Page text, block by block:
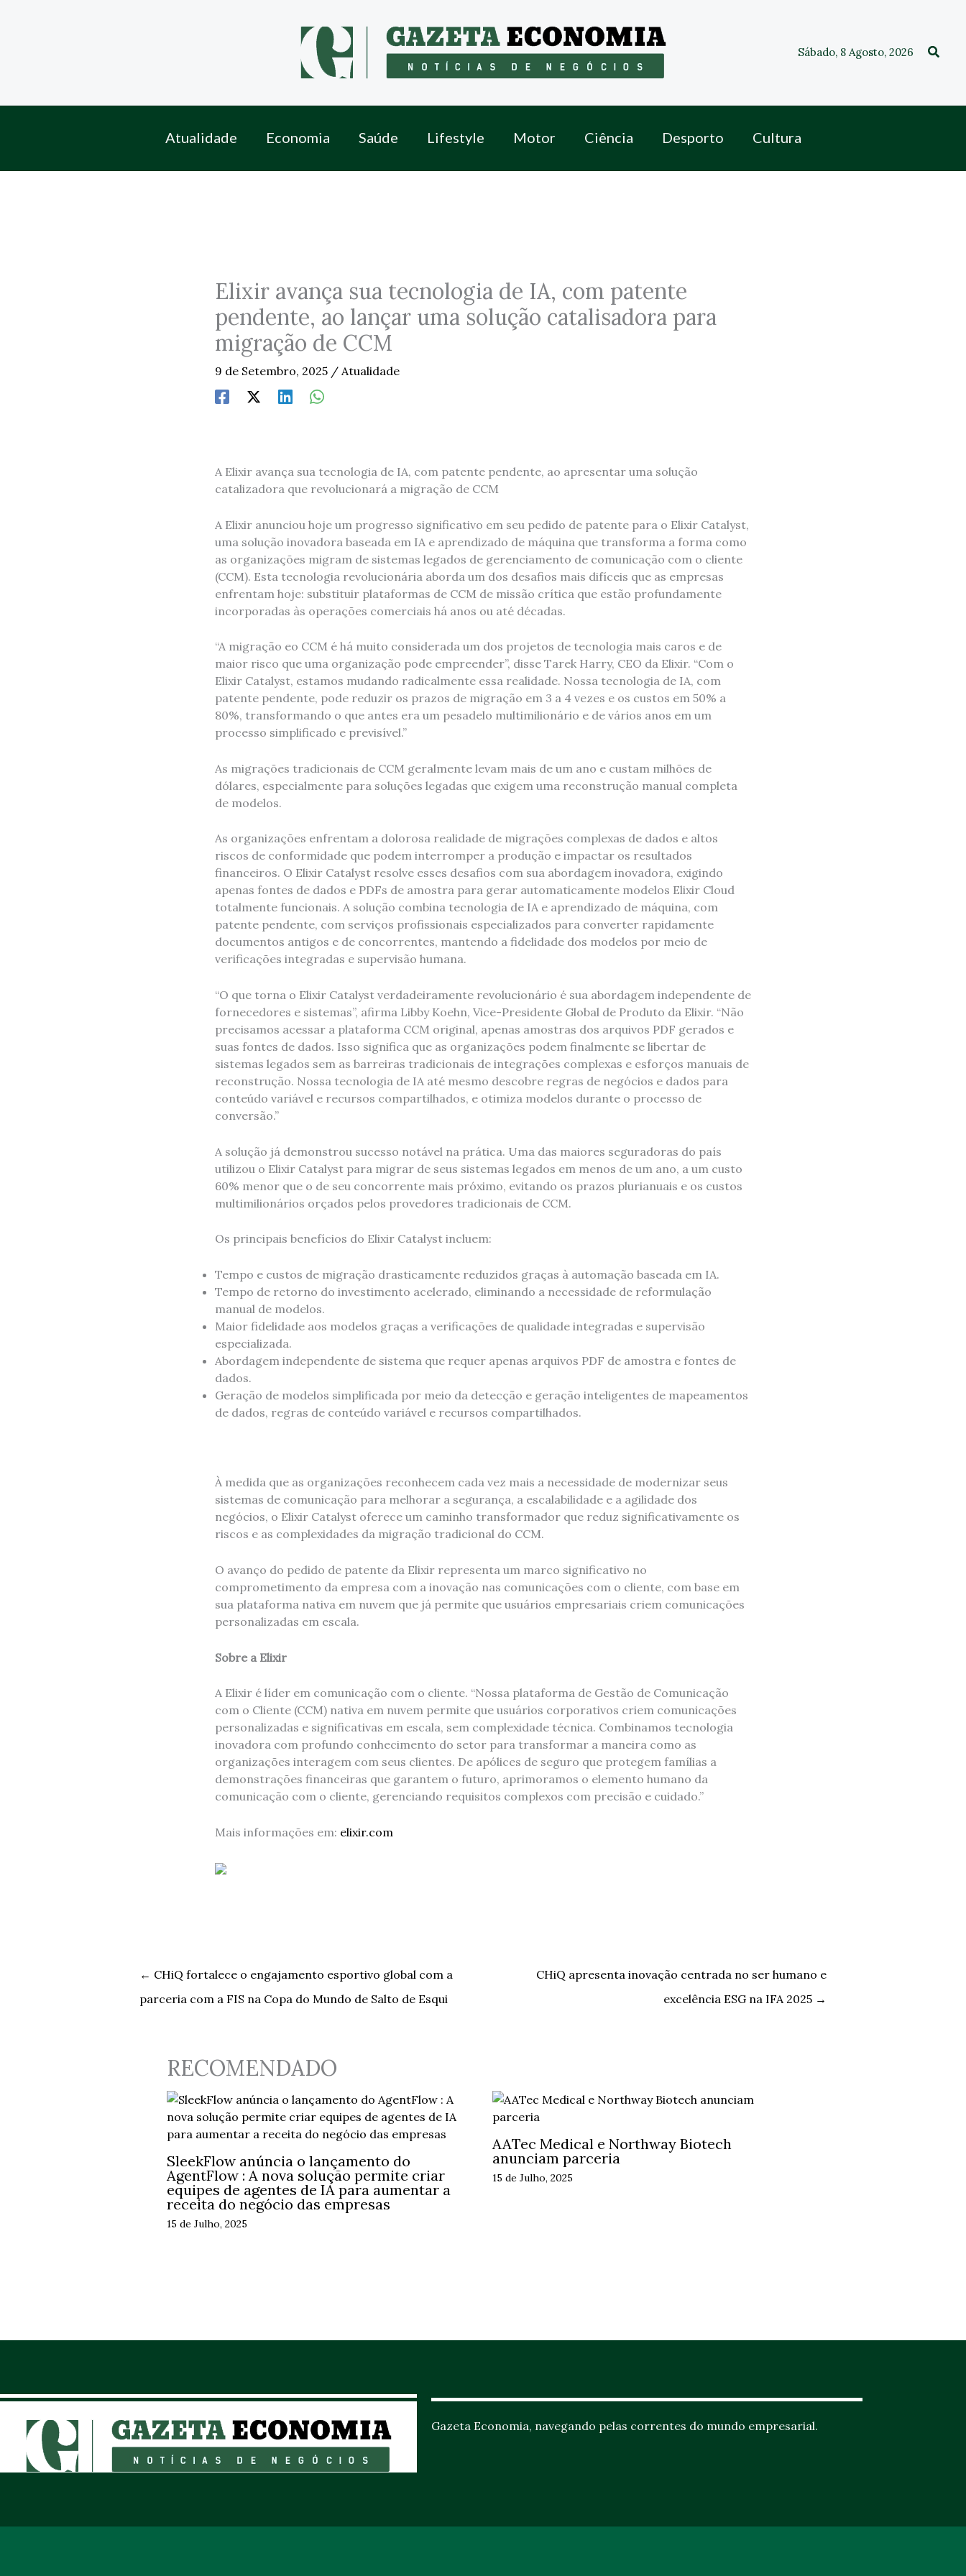
Sábado, 8 Agosto, 2026
Atualidade Economia Saúde Lifestyle Motor Ciência Desporto Cultura
Elixir avança sua tecnologia de IA, com patente
pendente, ao lançar uma solução catalisadora para
migração de CCM
9 de Setembro, 2025 / Atualidade
A Elixir avança sua tecnologia de IA, com patente pendente, ao apresentar uma solução
catalizadora que revolucionará a migração de CCM
A Elixir anunciou hoje um progresso significativo em seu pedido de patente para o Elixir Catalyst,
uma solução inovadora baseada em IA e aprendizado de máquina que transforma a forma como
as organizações migram de sistemas legados de gerenciamento de comunicação com o cliente
(CCM). Esta tecnologia revolucionária aborda um dos desafios mais difíceis que as empresas
enfrentam hoje: substituir plataformas de CCM de missão crítica que estão profundamente
incorporadas às operações comerciais há anos ou até décadas.
“A migração eo CCM é há muito considerada um dos projetos de tecnologia mais caros e de
maior risco que uma organização pode empreender”, disse Tarek Harry, CEO da Elixir. “Com o
Elixir Catalyst, estamos mudando radicalmente essa realidade. Nossa tecnologia de IA, com
patente pendente, pode reduzir os prazos de migração em 3 a 4 vezes e os custos em 50% a
80%, transformando o que antes era um pesadelo multimilionário e de vários anos em um
processo simplificado e previsível.”
As migrações tradicionais de CCM geralmente levam mais de um ano e custam milhões de
dólares, especialmente para soluções legadas que exigem uma reconstrução manual completa
de modelos.
As organizações enfrentam a dolorosa realidade de migrações complexas de dados e altos
riscos de conformidade que podem interromper a produção e impactar os resultados
financeiros. O Elixir Catalyst resolve esses desafios com sua abordagem inovadora, exigindo
apenas fontes de dados e PDFs de amostra para gerar automaticamente modelos Elixir Cloud
totalmente funcionais. A solução combina tecnologia de IA e aprendizado de máquina, com
patente pendente, com serviços profissionais especializados para converter rapidamente
documentos antigos e de concorrentes, mantendo a fidelidade dos modelos por meio de
verificações integradas e supervisão humana.
“O que torna o Elixir Catalyst verdadeiramente revolucionário é sua abordagem independente de
fornecedores e sistemas”, afirma Libby Koehn, Vice-Presidente Global de Produto da Elixir. “Não
precisamos acessar a plataforma CCM original, apenas amostras dos arquivos PDF gerados e
suas fontes de dados. Isso significa que as organizações podem finalmente se libertar de
sistemas legados sem as barreiras tradicionais de integrações complexas e esforços manuais de
reconstrução. Nossa tecnologia de IA até mesmo descobre regras de negócios e dados para
conteúdo variável e recursos compartilhados, e otimiza modelos durante o processo de
conversão.”
A solução já demonstrou sucesso notável na prática. Uma das maiores seguradoras do país
utilizou o Elixir Catalyst para migrar de seus sistemas legados em menos de um ano, a um custo
60% menor que o de seu concorrente mais próximo, evitando os prazos plurianuais e os custos
multimilionários orçados pelos provedores tradicionais de CCM.
Os principais benefícios do Elixir Catalyst incluem:
Tempo e custos de migração drasticamente reduzidos graças à automação baseada em IA.
Tempo de retorno do investimento acelerado, eliminando a necessidade de reformulação
manual de modelos.
Maior fidelidade aos modelos graças a verificações de qualidade integradas e supervisão
especializada.
Abordagem independente de sistema que requer apenas arquivos PDF de amostra e fontes de
dados.
Geração de modelos simplificada por meio da detecção e geração inteligentes de mapeamentos
de dados, regras de conteúdo variável e recursos compartilhados.
À medida que as organizações reconhecem cada vez mais a necessidade de modernizar seus
sistemas de comunicação para melhorar a segurança, a escalabilidade e a agilidade dos
negócios, o Elixir Catalyst oferece um caminho transformador que reduz significativamente os
riscos e as complexidades da migração tradicional do CCM.
O avanço do pedido de patente da Elixir representa um marco significativo no
comprometimento da empresa com a inovação nas comunicações com o cliente, com base em
sua plataforma nativa em nuvem que já permite que usuários empresariais criem comunicações
personalizadas em escala.
Sobre a Elixir
A Elixir é líder em comunicação com o cliente. “Nossa plataforma de Gestão de Comunicação
com o Cliente (CCM) nativa em nuvem permite que usuários corporativos criem comunicações
personalizadas e significativas em escala, sem complexidade técnica. Combinamos tecnologia
inovadora com profundo conhecimento do setor para transformar a maneira como as
organizações interagem com seus clientes. De apólices de seguro que protegem famílias a
demonstrações financeiras que garantem o futuro, aprimoramos o elemento humano da
comunicação com o cliente, gerenciando requisitos complexos com precisão e cuidado.”
Mais informações em: elixir.com
← CHiQ fortalece o engajamento esportivo global com a
parceria com a FIS na Copa do Mundo de Salto de Esqui
CHiQ apresenta inovação centrada no ser humano e
excelência ESG na IFA 2025 →
RECOMENDADO
SleekFlow anúncia o lançamento do
AgentFlow : A nova solução permite criar
equipes de agentes de IA para aumentar a
receita do negócio das empresas
15 de Julho, 2025
AATec Medical e Northway Biotech
anunciam parceria
15 de Julho, 2025
Gazeta Economia, navegando pelas correntes do mundo empresarial.